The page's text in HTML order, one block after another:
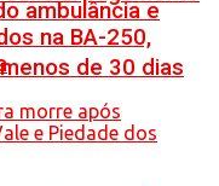
de 30 dias
ambulância e
na BA-250,